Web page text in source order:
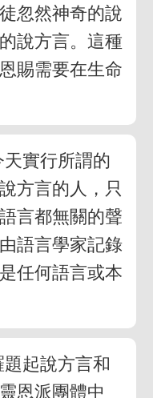
忽然神奇的說
說方言。這種
賜需要在生命
實行所謂的
方言的人，只
言都無關的聲
語言學家記錄
任何語言或本
起說方言和
恩派團體中